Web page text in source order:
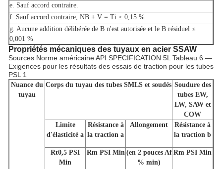
e. Sauf accord contraire.
f. Sauf accord contraire, NB + V = Ti ≤ 0,15 %
g. Aucune addition délibérée de B n'est autorisée et le B résiduel ≤
0,001 %
Propriétés mécaniques des tuyaux en acier SSAW
Sources Norme américaine API SPECIFICATION 5L Tableau 6 —
Exigences pour les résultats des essais de traction pour les tubes
PSL 1
Nuance du
tuyau
Corps du tuyau des tubes SMLS et soudés Soudure des
tubes EW,
LW, SAW et
COW
Limite
d'élasticité a
Résistance à
la traction a
Allongement
Résistance à
la traction b
Rt0,5 PSI
Min
Rm PSI Min (en 2 pouces Af
% min)
Rm PSI Min